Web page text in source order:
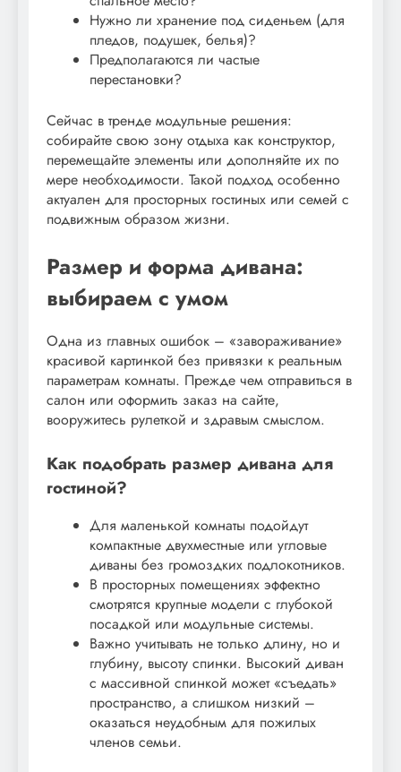
Нужно ли хранение под сиденьем (для
пледов, подушек, белья)?
Предполагаются ли частые
перестановки?
Сейчас в тренде модульные решения:
собирайте свою зону отдыха как конструктор,
перемещайте элементы или дополняйте их по
мере необходимости. Такой подход особенно
актуален для просторных гостиных или семей с
подвижным образом жизни.
Размер и форма дивана:
выбираем с умом
Одна из главных ошибок – «завораживание»
красивой картинкой без привязки к реальным
параметрам комнаты. Прежде чем отправиться в
салон или оформить заказ на сайте,
вооружитесь рулеткой и здравым смыслом.
Как подобрать размер дивана для
гостиной?
Для маленькой комнаты подойдут
компактные двухместные или угловые
диваны без громоздких подлокотников.
В просторных помещениях эффектно
смотрятся крупные модели с глубокой
посадкой или модульные системы.
Важно учитывать не только длину, но и
глубину, высоту спинки. Высокий диван
с массивной спинкой может «съедать»
пространство, а слишком низкий –
оказаться неудобным для пожилых
членов семьи.